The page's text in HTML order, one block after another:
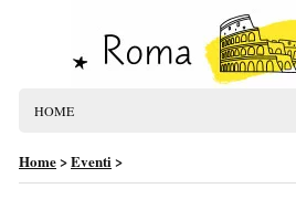
HOME
Home>Eventi>